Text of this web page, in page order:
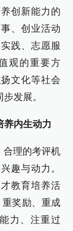
创新能力的
、创业活动
践、志愿服
观的重要方
文化等社会
发展。
养内生动力
合理的考评机
趣与动力。
教育培养活
奖励、重成
力、注重过